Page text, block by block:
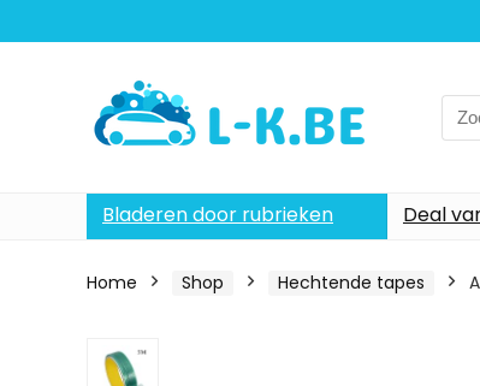
for:
Bladeren door rubrieken Deal
Home Shop Hechtende tapes